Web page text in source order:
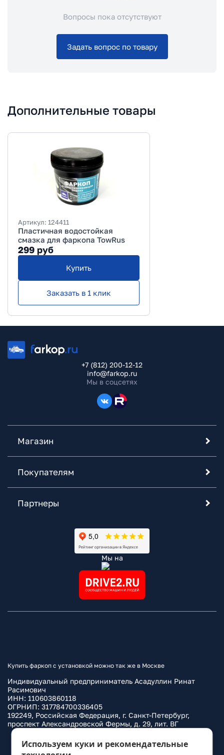
Вопросы пока отсутствуют
Задать вопрос по товару
Дополнительные товары
Артикул: 124411
Пластичная водостойкая
смазка для фаркопа TowRus
299 руб
Купить
Заказать в 1 клик
+7 (812) 200-12-12
info@farkop.ru
Мы в соцсетях
Магазин
Покупателям
Партнеры
Мы на
Купить фаркоп с установкой можно так же в Москве
Индивидуальный предприниматель Асадуллин Ринат
Расимович
ИНН: 110603860118
ОГРНИП: 317784700336405
192249, Российская Федерация, г. Санкт-Петербург,
проспект Александровской Фермы, д. 29, лит. ВГ
Политика конфиденциальности
Используем куки и рекомендательные